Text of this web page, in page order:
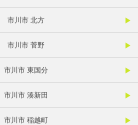
市川市 北方
市川市 菅野
市川市 東国分
市川市 湊新田
市川市 稲越町